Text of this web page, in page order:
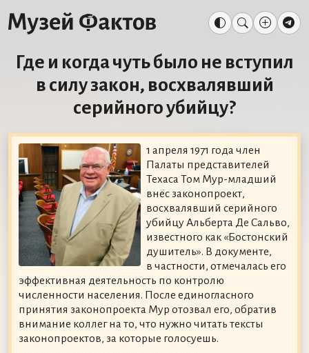
Где и когда чуть было не вступил
в силу закон, восхвалявший
серийного убийцу?
1 апреля 1971 года член
Палаты представителей
Техаса Том Мур-младший
внёс законопроект,
восхвалявший серийного
убийцу Альберта Де Сальво,
известного как «Бостонский
душитель». В документе,
в частности, отмечалась его
эффективная деятельность по контролю
численности населения. После единогласного
принятия законопроекта Мур отозвал его, обратив
внимание коллег на то, что нужно читать тексты
законопроектов, за которые голосуешь.